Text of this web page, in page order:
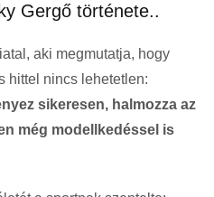
Gergő története..
aki megmutatja, hogy
hittel nincs lehetetlen:
sikeresen, halmozza az
még modellkedéssel is